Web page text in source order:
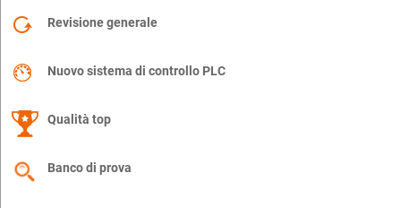
Revisione generale
Nuovo sistema di controllo PLC
Qualità top
Banco di prova